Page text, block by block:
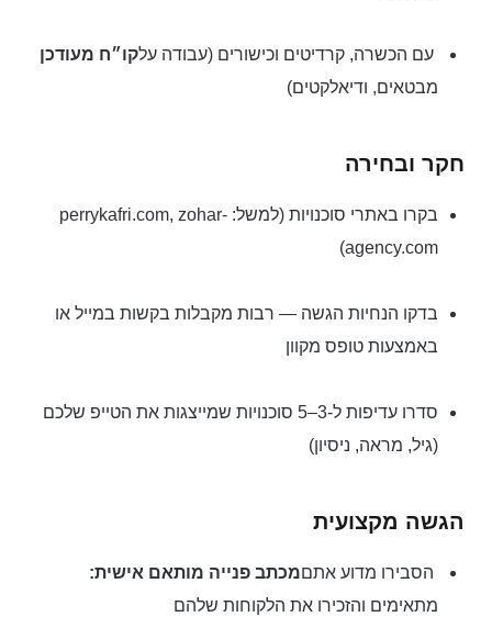
קו״ח מעודכןעם הכשרה, קרדיטים וכישורים (עבודה על
מבטאים, ודיאלקטים)
חקר ובחירה
בקרו באתרי סוכנויות (למשל: perrykafri.com, zohar-
agency.com)
בדקו הנחיות הגשה — רבות מקבלות בקשות במייל או
באמצעות טופס מקוון
סדרו עדיפות ל-3–5 סוכנויות שמייצגות את הטייפ שלכם
(גיל, מראה, ניסיון)
הגשה מקצועית
מכתב פנייה מותאם אישית:הסבירו מדוע אתם
מתאימים והזכירו את הלקוחות שלהם